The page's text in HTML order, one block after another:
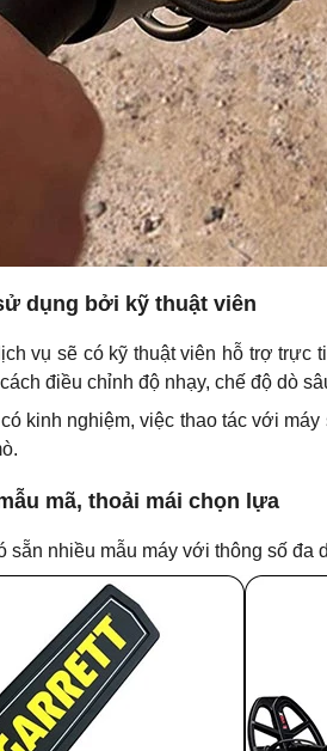
dụng bởi kỹ thuật viên
vụ sẽ có kỹ thuật viên hỗ trợ
điều chỉnh độ nhạy, chế độ dò
kinh nghiệm, việc thao tác với máy
mã, thoải mái chọn lựa
sẵn nhiều mẫu máy với thông số đa